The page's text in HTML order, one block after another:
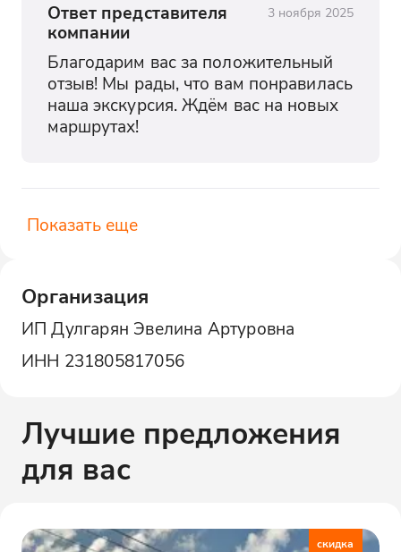
Ответ представителя
компании
3 ноября 2025
Благодарим вас за положительный
отзыв! Мы рады, что вам понравилась
наша экскурсия. Ждём вас на новых
маршрутах!
Показать еще
Организация
ИП Дулгарян Эвелина Артуровна
ИНН 231805817056
Лучшие предложения
для вас
скидка